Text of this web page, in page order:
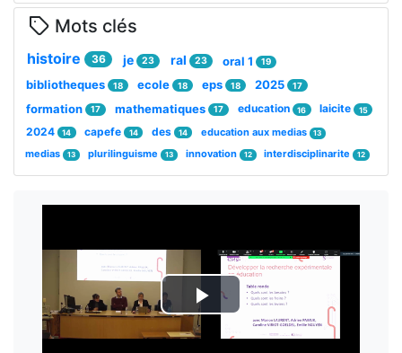
Lire
Mots clés
histoire 36 je 23 ral 23 oral 1 19
bibliotheques 18 ecole 18 eps 18 2025 17
formation 17 mathematiques 17 education 16 laicite 15
2024 14 capefe 14 des 14 education aux medias 13
medias 13 plurilinguisme 13 innovation 12 interdisciplinarite 12